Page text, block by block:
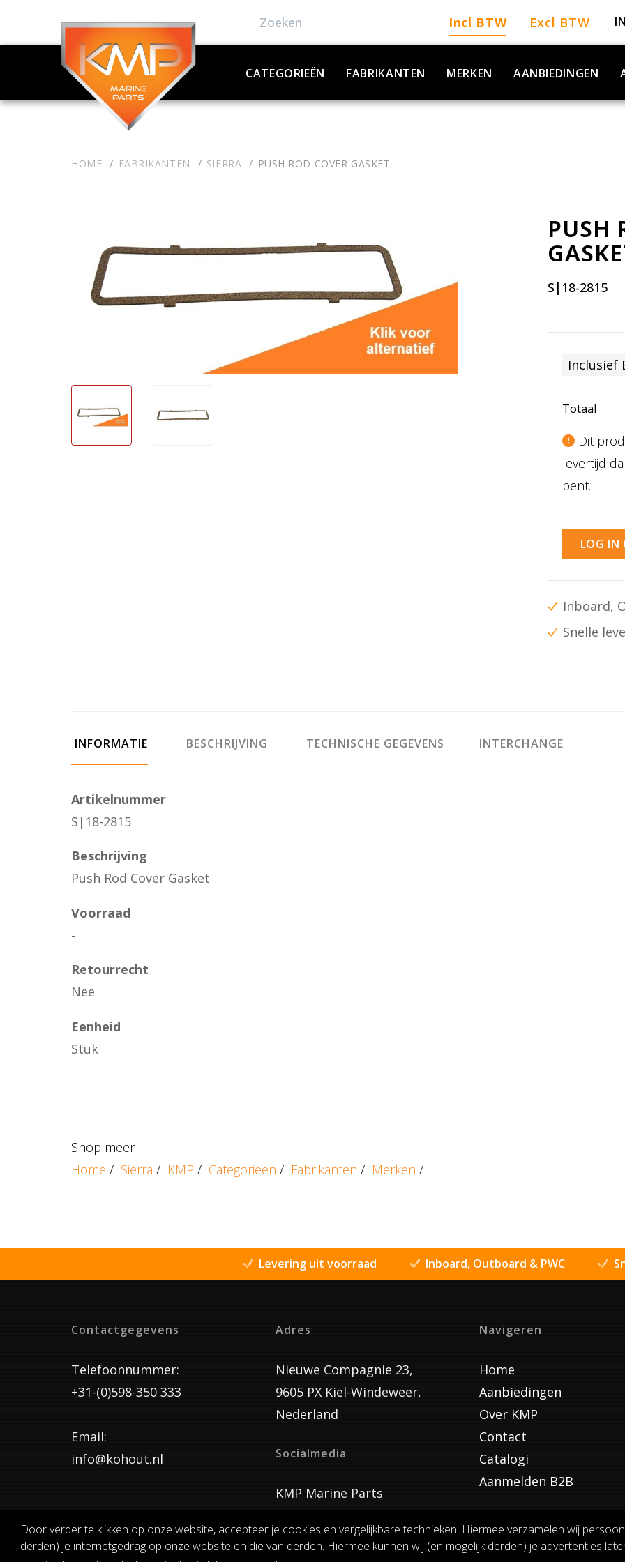
Door verder te klikken op onze website, accepteer je cookies en vergelijkbare technieken. Hiermee verzamelen wij
derden) je internetgedrag op onze website en die van derden. Hiermee kunnen wij (en mogelijk derden) je advertenties
Incl BTW Excl BTW
CATEGORIEËN FABRIKANTEN MERKEN AANBIEDINGEN
HOME FABRIKANTEN SIERRA PUSH ROD COVER GASKET
PUSH
S|18-2815
Inclusief
Totaal
Dit
levertijd
bent.
LOG IN
Inboard,
Snelle
INFORMATIE BESCHRIJVING TECHNISCHE GEGEVENS INTERCHANGE
Artikelnummer
S|18-2815
Beschrijving
Push Rod Cover Gasket
Voorraad
-
Retourrecht
Nee
Eenheid
Stuk
Shop meer
Home / Sierra / KMP / Categorieën / Fabrikanten / Merken /
Levering uit voorraad Inboard, Outboard & PWC
Contactgegevens
Telefoonnummer:
+31-(0)598-350 333
Email:
info@kohout.nl
Adres
Nieuwe Compagnie 23,
9605 PX Kiel-Windeweer,
Nederland
Socialmedia
KMP Marine Parts
Navigeren
Home
Aanbiedingen
Over KMP
Contact
Catalogi
Aanmelden B2B